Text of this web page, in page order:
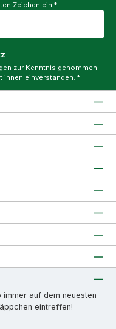
Zeichen ein *
zur Kenntnis genommen
ihnen einverstanden. *
auf dem neuesten
eintreffen!